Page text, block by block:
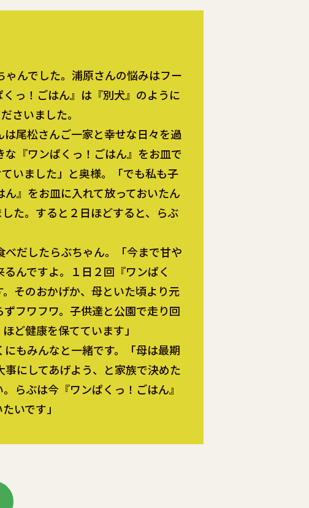
んでした。浦原さんの悩みはフー
っ！ごはん』は『別犬』のように
さいました。
尾松さんご一家と幸せな日々を過
『ワンぱくっ！ごはん』をお皿で
いました」と奥様。「でも私も子
』をお皿に入れて放っておいたん
た。すると２日ほどすると、らぶ
だしたらぶちゃん。「今まで甘や
んですよ。１日２回『ワンぱく
そのおかげか、母といた頃より元
フワフワ。子供達と公園で走り回
ど健康を保てています」
もみんなと一緒です。「母は最期
にしてあげよう、と家族で決めた
らぶは今『ワンぱくっ！ごはん』
いです」